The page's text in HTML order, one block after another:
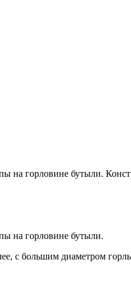
горловине бутыли.
на горловине бутыли.
с большим диаметром